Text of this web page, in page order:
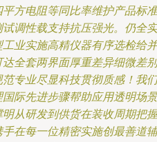
方电阻等同比率维护产品标准
调性载支持抗压强光。仍全实
业实施高精仪器有序选检给并
全套两界面厚重差异细微差别
专业尽显科技贯彻质感！我们
际先进步骤帮助应用透明场景
从研发到供货在装收周期把握
在每一位精密实施创最善道辅